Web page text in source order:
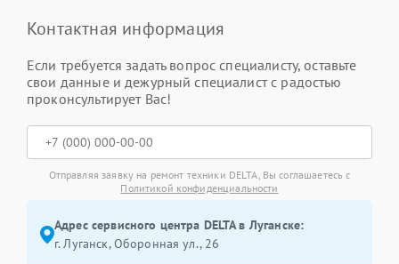
Контактная информация
Если требуется задать вопрос специалисту, оставьте
свои данные и дежурный специалист с радостью
проконсультирует Вас!
Отправляя заявку на ремонт техники DELTA, Вы соглашаетесь с
Политикой конфиденциальности
Адрес сервисного центра DELTA в Луганске:
г. Луганск, Оборонная ул., 26